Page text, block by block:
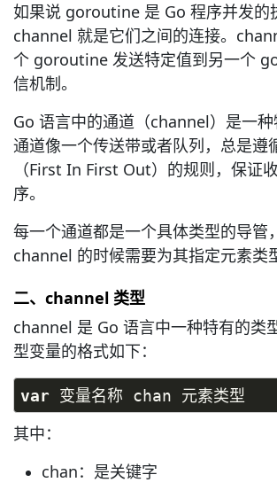
如果说 goroutine 是 Go 程序并发的
channel 就是它们之间的连接。
个 goroutine 发送特定值到另一个
信机制。
Go 语言中的通道（channel）是一种
通道像一个传送带或者队列，总是遵
（First In First Out）的规则，保证
序。
每一个通道都是一个具体类型的导管
channel 的时候需要为其指定元素类
二、channel 类型
channel 是 Go 语言中一种特有的类
型变量的格式如下：
var 变量名称 chan 元素类型
其中：
chan：是关键字